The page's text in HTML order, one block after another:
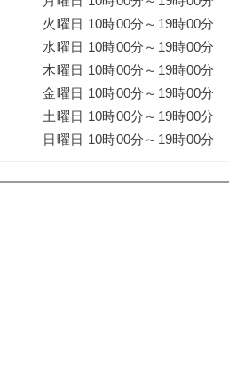
火曜日 10時00分～19時00分
水曜日 10時00分～19時00分
木曜日 10時00分～19時00分
金曜日 10時00分～19時00分
土曜日 10時00分～19時00分
日曜日 10時00分～19時00分